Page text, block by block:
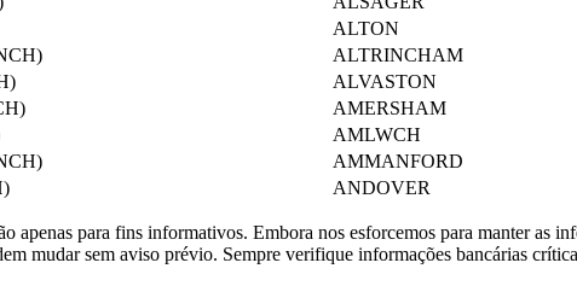
ALTON
ALTRINCHAM
ALVASTON
AMERSHAM
AMLWCH
AMMANFORD
ANDOVER
apenas para fins informativos. Embora nos esforcemos para manter as
mudar sem aviso prévio. Sempre verifique informações bancárias